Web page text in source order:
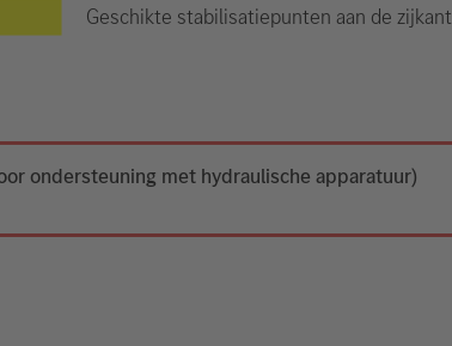
Geschikte stabilisatiepunten aan de zijkant
ondersteuning met hydraulische apparatuur)